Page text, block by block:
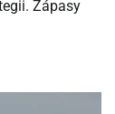
Zápasy